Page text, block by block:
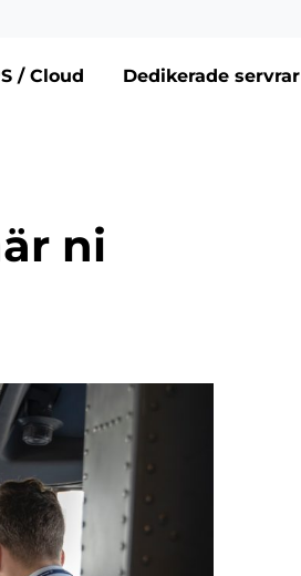
/ Cloud Dedikerade servrar
ni